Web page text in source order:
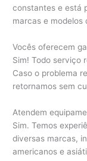
constantes e está
marcas e modelos
Vocês oferecem
Sim! Todo serviço
Caso o problema
retornamos sem
Atendem
Sim. Temos
diversas marcas,
americanos e